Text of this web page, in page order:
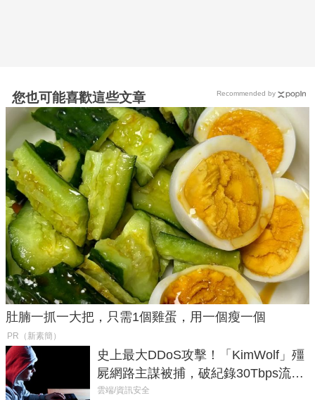
您也可能喜歡這些文章
肚腩一抓一大把，只需1個雞蛋，用一個瘦一個
PR（新素簡）
史上最大DDoS攻擊！「KimWolf」殭
屍網路主謀被捕，破紀錄30Tbps流量
癱瘓全球！
雲端/資訊安全
Recommended by